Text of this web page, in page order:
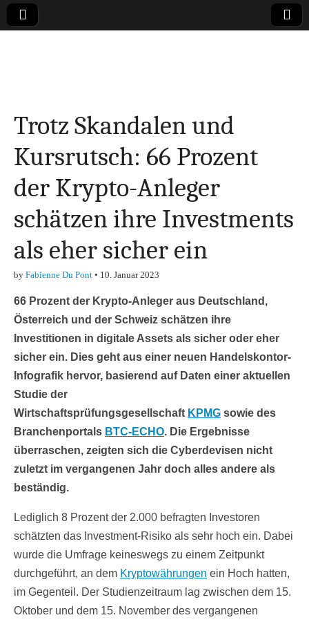
Finanzen,
Marketing-, Vertrieb-
& Investment-Tipps
Trotz Skandalen und
Kursrutsch: 66 Prozent
der Krypto-Anleger
schätzen ihre Investments
als eher sicher ein
by Fabienne Du Pont • 10. Januar 2023
66 Prozent der Krypto-Anleger aus Deutschland,
Österreich und der Schweiz schätzen ihre
Investitionen in digitale Assets als sicher oder eher
sicher ein. Dies geht aus einer neuen Handelskontor-
Infografik hervor, basierend auf Daten einer aktuellen
Studie der
Wirtschaftsprüfungsgesellschaft KPMG sowie des
Branchenportals BTC-ECHO. Die Ergebnisse
überraschen, zeigten sich die Cyberdevisen nicht
zuletzt im vergangenen Jahr doch alles andere als
beständig.
Lediglich 8 Prozent der 2.000 befragten Investoren
schätzten das Investment-Risiko als sehr hoch ein. Dabei
wurde die Umfrage keineswegs zu einem Zeitpunkt
durchgeführt, an dem Kryptowährungen ein Hoch hatten,
im Gegenteil. Der Studienzeitraum lag zwischen dem 15.
Oktober und dem 15. November des vergangenen